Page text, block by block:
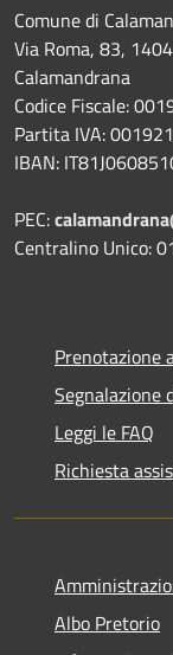
Comune di
Via Roma, 83,
Calamandrana
Codice Fiscale:
Partita IVA:
IBAN:
PEC:
Centralino Unico:
Prenotazione
Segnalazione
Leggi le FAQ
Richiesta
Albo Pretorio